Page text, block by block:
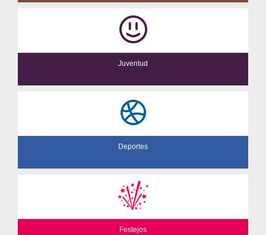
Juventud
Deportes
Festejos